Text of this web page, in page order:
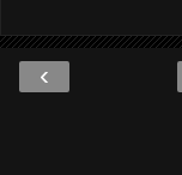
‹